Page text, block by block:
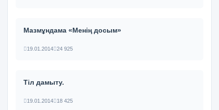
Мазмұндама «Менің досым»
19.01.2014 24 925
Тіл дамыту.
19.01.2014 18 425